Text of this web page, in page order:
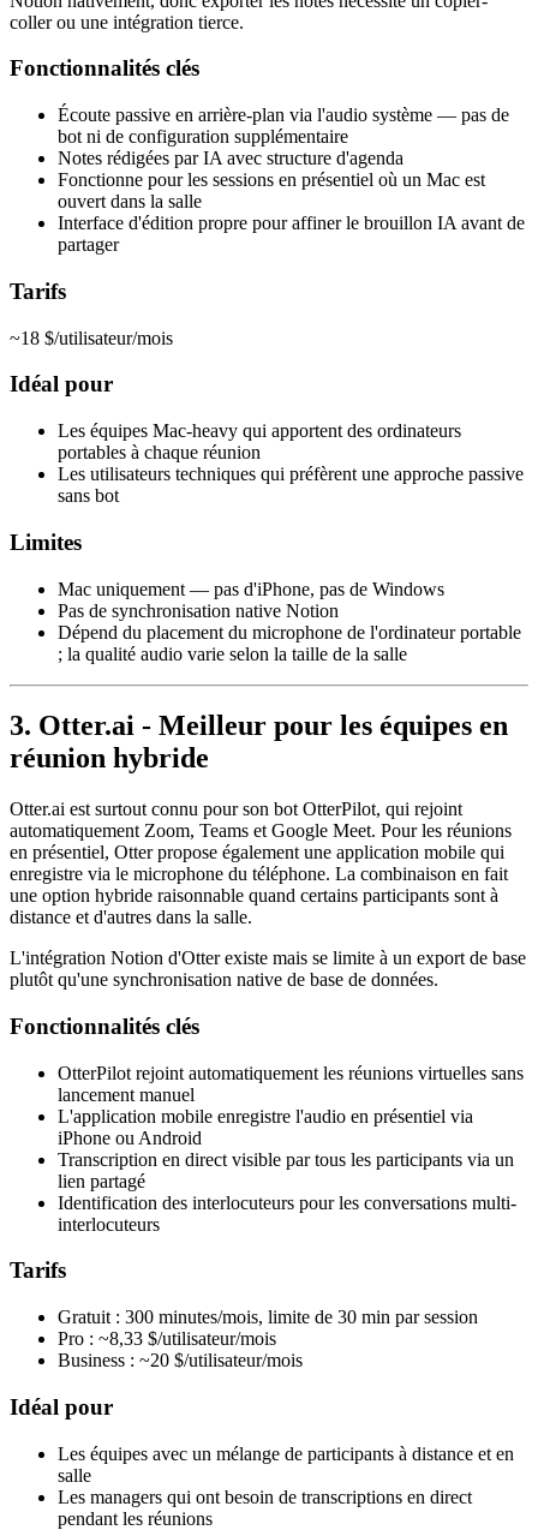
coller ou une intégration tierce.
Fonctionnalités clés
Écoute passive en arrière-plan via l'audio système — pas de
bot ni de configuration supplémentaire
Notes rédigées par IA avec structure d'agenda
Fonctionne pour les sessions en présentiel où un Mac est
ouvert dans la salle
Interface d'édition propre pour affiner le brouillon IA avant de
partager
Tarifs
~18 $/utilisateur/mois
Idéal pour
Les équipes Mac-heavy qui apportent des ordinateurs
portables à chaque réunion
Les utilisateurs techniques qui préfèrent une approche passive
sans bot
Limites
Mac uniquement — pas d'iPhone, pas de Windows
Pas de synchronisation native Notion
Dépend du placement du microphone de l'ordinateur portable
; la qualité audio varie selon la taille de la salle
3. Otter.ai - Meilleur pour les équipes en
réunion hybride
Otter.ai est surtout connu pour son bot OtterPilot, qui rejoint
automatiquement Zoom, Teams et Google Meet. Pour les réunions
en présentiel, Otter propose également une application mobile qui
enregistre via le microphone du téléphone. La combinaison en fait
une option hybride raisonnable quand certains participants sont à
distance et d'autres dans la salle.
L'intégration Notion d'Otter existe mais se limite à un export de base
plutôt qu'une synchronisation native de base de données.
Fonctionnalités clés
OtterPilot rejoint automatiquement les réunions virtuelles sans
lancement manuel
L'application mobile enregistre l'audio en présentiel via
iPhone ou Android
Transcription en direct visible par tous les participants via un
lien partagé
Identification des interlocuteurs pour les conversations multi-
interlocuteurs
Tarifs
Gratuit : 300 minutes/mois, limite de 30 min par session
Pro : ~8,33 $/utilisateur/mois
Business : ~20 $/utilisateur/mois
Idéal pour
Les équipes avec un mélange de participants à distance et en
salle
Les managers qui ont besoin de transcriptions en direct
pendant les réunions